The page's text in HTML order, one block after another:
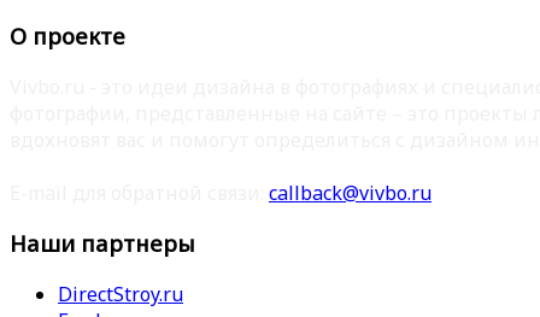
О проекте
callback@vivbo.ru
Наши партнеры
DirectStroy.ru